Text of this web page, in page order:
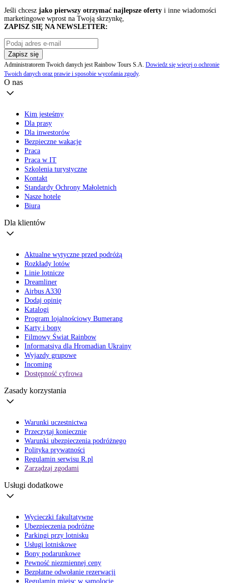
Jeśli chcesz jako pierwszy otrzymać najlepsze oferty i inne wiadomości
marketingowe wprost na Twoją skrzynkę,
ZAPISZ SIĘ NA NEWSLETTER:
Zapisz się
Administratorem Twoich danych jest Rainbow Tours S.A. Dowiedz się więcej o ochronie
Twoich danych oraz prawie i sposobie wycofania zgody.
O nas
Kim jesteśmy
Dla prasy
Dla inwestorów
Bezpieczne wakacje
Praca
Praca w IT
Szkolenia turystyczne
Kontakt
Standardy Ochrony Małoletnich
Nasze hotele
Biura
Dla klientów
Aktualne wytyczne przed podróżą
Rozkłady lotów
Linie lotnicze
Dreamliner
Airbus A330
Dodaj opinię
Katalogi
Program lojalnościowy Bumerang
Karty i bony
Filmowy Świat Rainbow
Informatsiya dla Hromadian Ukrainy
Wyjazdy grupowe
Incoming
Dostępność cyfrowa
Zasady korzystania
Warunki uczestnictwa
Przeczytaj koniecznie
Warunki ubezpieczenia podróżnego
Polityka prywatności
Regulamin serwisu R.pl
Zarządzaj zgodami
Usługi dodatkowe
Wycieczki fakultatywne
Ubezpieczenia podróżne
Parkingi przy lotnisku
Usługi lotniskowe
Bony podarunkowe
Pewność niezmiennej ceny
Bezpłatne odwołanie rezerwacji
Regulamin miejsc w samolocie